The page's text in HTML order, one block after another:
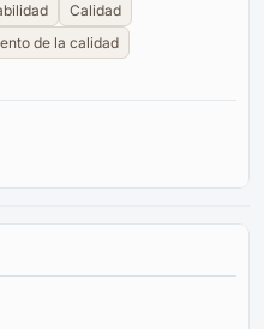
Calidad
de la calidad